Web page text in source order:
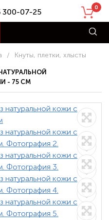
300-07-25 0
/ Кнуты, плетки, хлысты
- 75 СМ